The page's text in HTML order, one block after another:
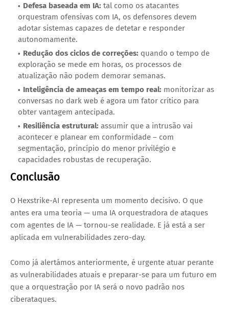
Defesa baseada em IA: tal como os atacantes
orquestram ofensivas com IA, os defensores devem
adotar sistemas capazes de detetar e responder
autonomamente.
Redução dos ciclos de correções: quando o tempo de
exploração se mede em horas, os processos de
atualização não podem demorar semanas.
Inteligência de ameaças em tempo real: monitorizar as
conversas no dark web é agora um fator crítico para
obter vantagem antecipada.
Resiliência estrutural: assumir que a intrusão vai
acontecer e planear em conformidade – com
segmentação, princípio do menor privilégio e
capacidades robustas de recuperação.
Conclusão
O Hexstrike-AI representa um momento decisivo. O que
antes era uma teoria — uma IA orquestradora de ataques
com agentes de IA — tornou-se realidade. E já está a ser
aplicada em vulnerabilidades zero-day.
Como já alertámos anteriormente, é urgente atuar perante
as vulnerabilidades atuais e preparar-se para um futuro em
que a orquestração por IA será o novo padrão nos
ciberataques.